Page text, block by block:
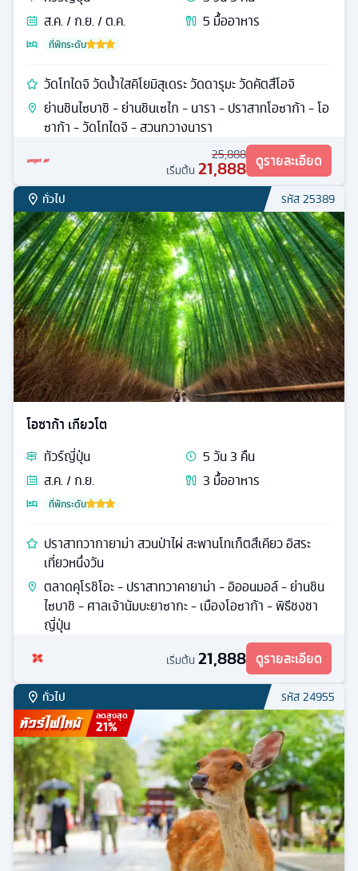
ส.ค. / ก.ย. / ต.ค.
5 มื้ออาหาร
ที่พักระดับ
วัดโทไดจิ วัดน้ำใสคิโยมิสุเดระ วัดดารุมะ วัดคัตสึโอจิ
ย่านชินไซบาชิ - ย่านชินเซไก - นารา - ปราสาทโอซาก้า - โอ
ซาก้า - วัดโทไดจิ - สวนกวางนารา
25,888
เริ่มต้น 21,888 ดูรายละเอียด
ทั่วไป รหัส25389
โอซาก้า เกียวโต
ทัวร์ญี่ปุ่น 5วัน3 คืน
ส.ค. / ก.ย.
3 มื้ออาหาร
ที่พักระดับ
ปราสาทวากายาม่า สวนป่าไผ่ สะพานโทเก็ตสึเคียว อิสระ
เที่ยวหนึ่งวัน
ตลาดคุโรชิโอะ - ปราสาทวาคายาม่า - อิออนมอล์ - ย่านชิน
ไซบาชิ - ศาลเจ้านัมบะยาซากะ - เมืองโอซาก้า - พิธีชงชา
ญี่ปุ่น
เริ่มต้น 21,888 ดูรายละเอียด
ทั่วไป รหัส24955
ลดสูงสุด
21%